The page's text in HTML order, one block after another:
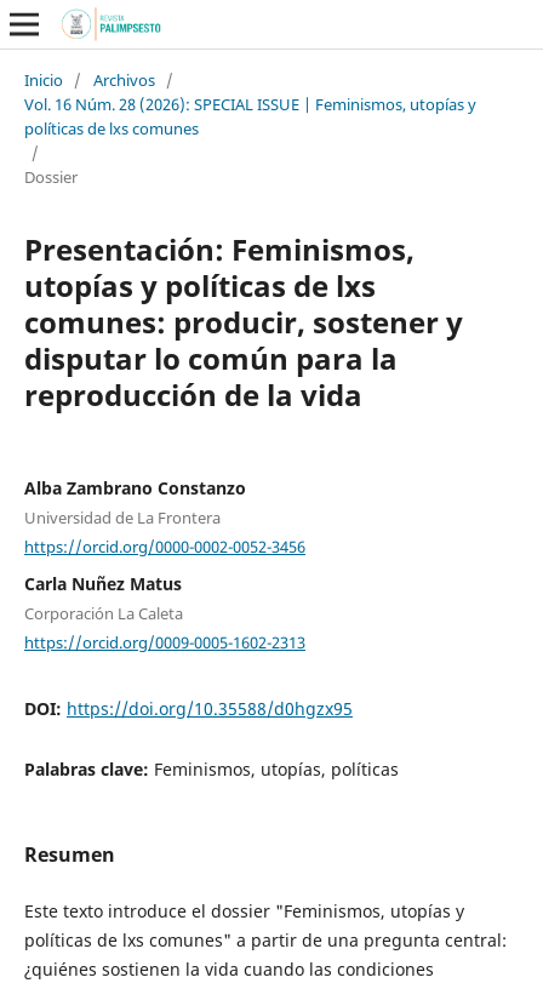
Inicio / Archivos /
Vol. 16 Núm. 28 (2026): SPECIAL ISSUE | Feminismos, utopías y
políticas de lxs comunes
/
Dossier
Presentación: Feminismos,
utopías y políticas de lxs
comunes: producir, sostener y
disputar lo común para la
reproducción de la vida
Alba Zambrano Constanzo
Universidad de La Frontera
https://orcid.org/0000-0002-0052-3456
Carla Nuñez Matus
Corporación La Caleta
https://orcid.org/0009-0005-1602-2313
DOI: https://doi.org/10.35588/d0hgzx95
Palabras clave: Feminismos, utopías, políticas
Resumen
Este texto introduce el dossier "Feminismos, utopías y
políticas de lxs comunes" a partir de una pregunta central:
¿quiénes sostienen la vida cuando las condiciones